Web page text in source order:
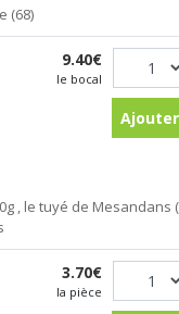
(68)
9.40€
le bocal
, le tuyé de Mesandans
3.70€
la pièce